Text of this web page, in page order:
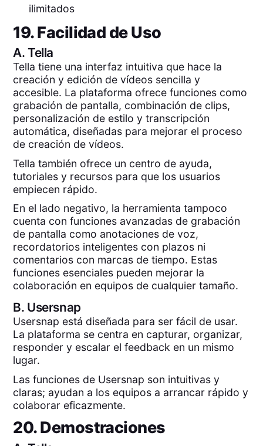
ilimitados
19. Facilidad de Uso
A.Tella
Tella tiene una interfaz intuitiva que hace la
creación y edición de vídeos sencilla y
accesible. La plataforma ofrece funciones como
grabación de pantalla, combinación de clips,
personalización de estilo y transcripción
automática, diseñadas para mejorar el proceso
de creación de vídeos.
Tella también ofrece un centro de ayuda,
tutoriales y recursos para que los usuarios
empiecen rápido.
En el lado negativo, la herramienta tampoco
cuenta con funciones avanzadas de grabación
de pantalla como anotaciones de voz,
recordatorios inteligentes con plazos ni
comentarios con marcas de tiempo. Estas
funciones esenciales pueden mejorar la
colaboración en equipos de cualquier tamaño.
B. Usersnap
Usersnap está diseñada para ser fácil de usar.
La plataforma se centra en capturar, organizar,
responder y escalar el feedback en un mismo
lugar.
Las funciones de Usersnap son intuitivas y
claras; ayudan a los equipos a arrancar rápido y
colaborar eficazmente.
20. Demostraciones